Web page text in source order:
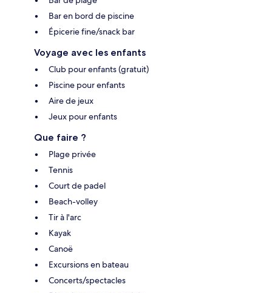
Bar en bord de piscine
Épicerie fine/snack bar
Voyage avec les enfants
Club pour enfants (gratuit)
Piscine pour enfants
Aire de jeux
Jeux pour enfants
Que faire ?
Plage privée
Tennis
Court de padel
Beach-volley
Tir à l'arc
Kayak
Canoë
Excursions en bateau
Concerts/spectacles